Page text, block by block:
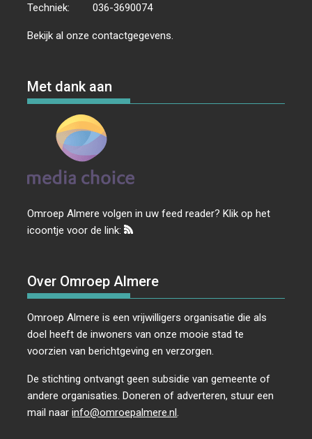
Techniek:
036-3690074
Bekijk al onzecontactgegevens
Met dank aan
Omroep Almere volgen in uw feed reader? Klik op het
icoontje voor de link:
Over Omroep Almere
Omroep Almere is een vrijwilligers organisatie die als
doel heeft de inwoners van onze mooie stad te
voorzien van berichtgeving en verzorgen.
De stichting ontvangt geen subsidie van gemeente of
andere organisaties. Doneren of adverteren, stuur een
mail naarinfo@omroepalmere.nl.